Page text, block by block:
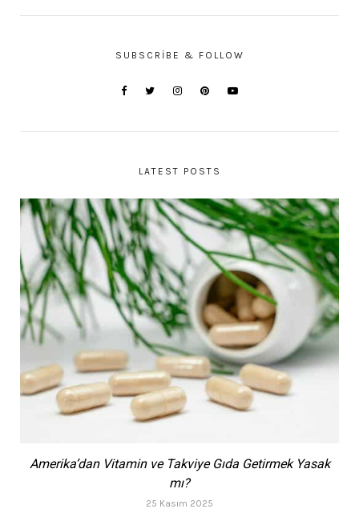
SUBSCRIBE & FOLLOW
LATEST POSTS
Amerika’dan Vitamin ve Takviye Gıda Getirmek Yasak
mı?
25 Kasım 2025